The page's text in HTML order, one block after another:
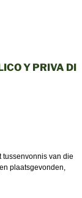
Y PRIVA DI
tussenvonnis van die
plaatsgevonden,